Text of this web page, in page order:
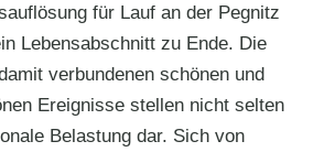
für Lauf an der Pegnitz
Lebensabschnitt zu Ende. Die
verbundenen schönen und
Ereignisse stellen nicht selten
Belastung dar. Sich von